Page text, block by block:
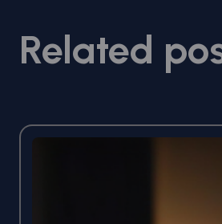
Related